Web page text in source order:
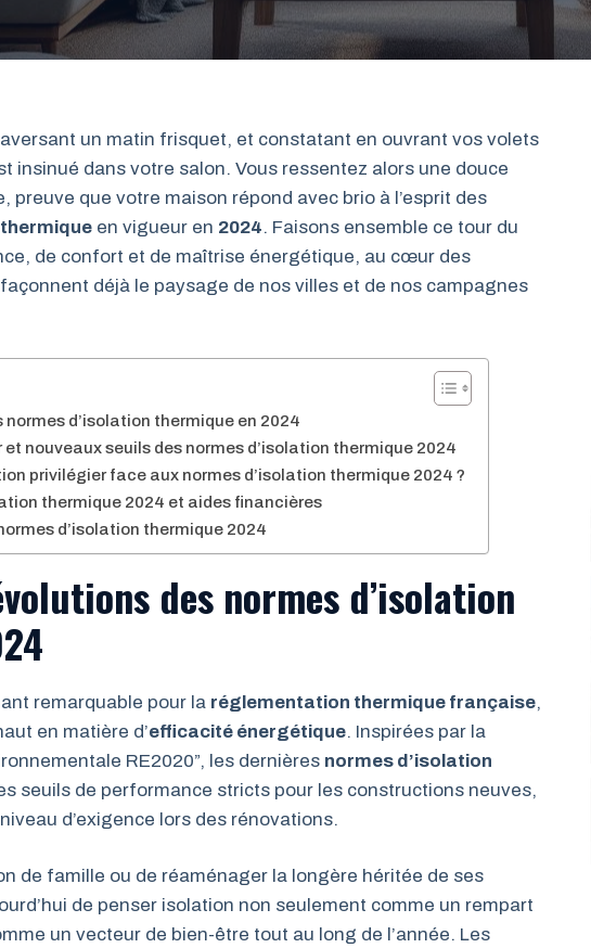
un matin frisquet, et constatant en ouvrant vos volets
insinué dans votre salon. Vous ressentez alors une douce
preuve que votre maison répond avec brio à l’esprit des
en vigueur en 2024. Faisons ensemble ce tour du
de confort et de maîtrise énergétique, au cœur des
déjà le paysage de nos villes et de nos campagnes
d’isolation thermique en 2024
et nouveaux seuils des normes d’isolation thermique 2024
privilégier face aux normes d’isolation thermique 2024 ?
thermique 2024 et aides financières
d’isolation thermique 2024
des normes d’isolation
remarquable pour la réglementation thermique française,
en matière d’efficacité énergétique. Inspirées par la
RE2020”, les dernières normes d’isolation
seuils de performance stricts pour les constructions neuves,
d’exigence lors des rénovations.
de famille ou de réaménager la longère héritée de ses
de penser isolation non seulement comme un rempart
un vecteur de bien-être tout au long de l’année. Les